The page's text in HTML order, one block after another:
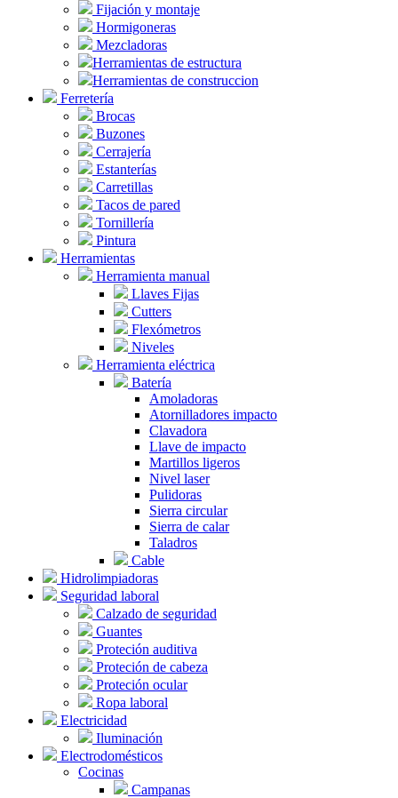
Fijación y montaje
Hormigoneras
Mezcladoras
Herramientas de estructura
Herramientas de construccion
Ferretería
Brocas
Buzones
Cerrajería
Estanterías
Carretillas
Tacos de pared
Tornillería
Pintura
Herramientas
Herramienta manual
Llaves Fijas
Cutters
Flexómetros
Niveles
Herramienta eléctrica
Batería
Amoladoras
Atornilladores impacto
Clavadora
Llave de impacto
Martillos ligeros
Nivel laser
Pulidoras
Sierra circular
Sierra de calar
Taladros
Cable
Hidrolimpiadoras
Seguridad laboral
Calzado de seguridad
Guantes
Proteción auditiva
Proteción de cabeza
Proteción ocular
Ropa laboral
Electricidad
Iluminación
Electrodomésticos
Cocinas
Campanas